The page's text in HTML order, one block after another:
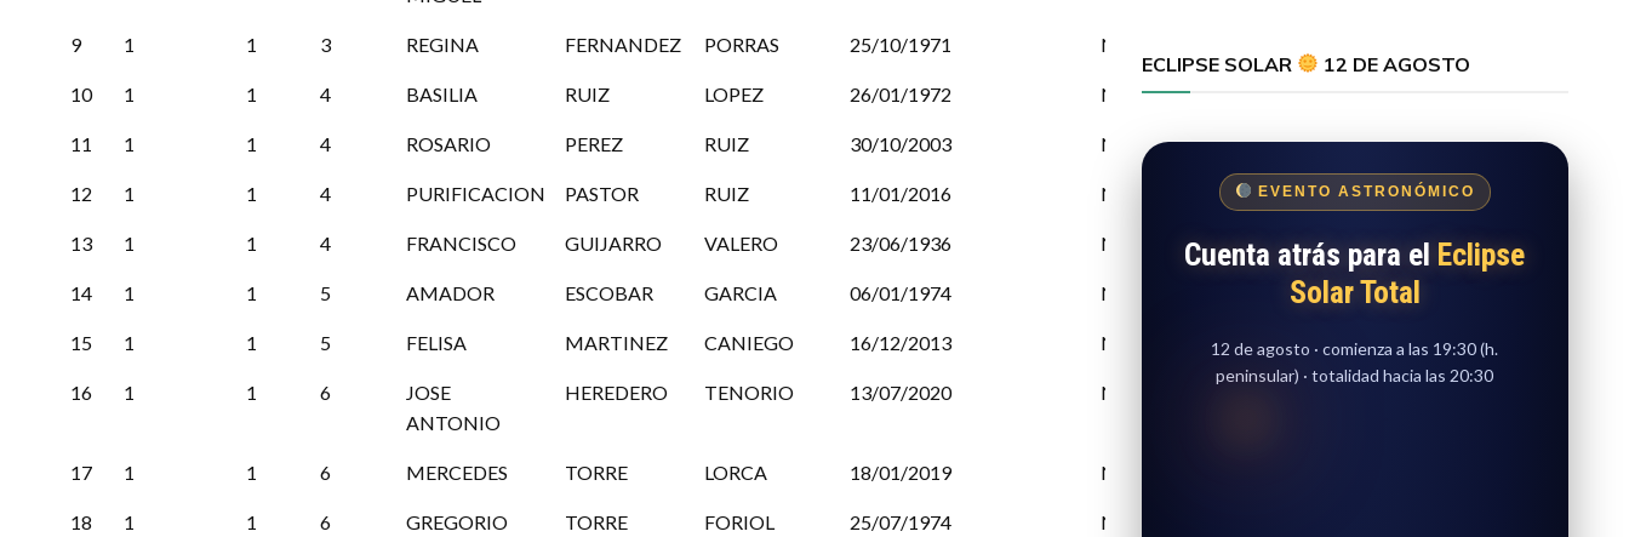
9 1 1 3 REGINA FERNANDEZ PORRAS 25/10/1971 NULL
10 1 1 4 BASILIA RUIZ LOPEZ 26/01/1972 NULL
11 1 1 4 ROSARIO PEREZ RUIZ 30/10/2003 NULL NULL NULL
12 1 1 4 PURIFICACION PASTOR RUIZ 11/01/2016 NULL NULL NULL
13 1 1 4 FRANCISCO GUIJARRO VALERO 23/06/1936 NULL NULL NULL
14 1 1 5 AMADOR ESCOBAR GARCIA 06/01/1974 NULL NULL
15 1 1 5 FELISA MARTINEZ CANIEGO 16/12/2013 NULL NULL NULL
16 1 1 6
JOSE
ANTONIO
HEREDERO TENORIO 13/07/2020 NULL
17 1 1 6 MERCEDES TORRE LORCA 18/01/2019 NULL
18 1 1 6 GREGORIO TORRE FORIOL 25/07/1974 NULL
ECLIPSE SOLAR 12 DE AGOSTO
EVENTO ASTRONÓMICO
Cuenta atrás para el Eclipse
Solar Total
12 de agosto · comienza a las 19:30 (h.
peninsular) · totalidad hacia las 20:30